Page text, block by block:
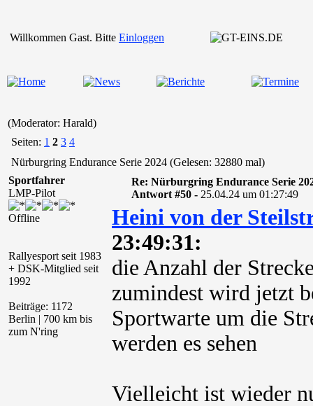
Willkommen Gast. Bitte Einloggen
(Moderator: Harald)
Seiten: 1 2 3 4
Nürburgring Endurance Serie 2024 (Gelesen: 32880 mal)
Sportfahrer
LMP-Pilot
Offline
Rallyesport seit 1983
+ DSK-Mitglied seit
1992
Beiträge: 1172
Berlin | 700 km bis
zum N'ring
Re: Nürburgring Endurance Serie
Antwort #50 - 25.04.24 um 01:27:49
Heini von der
23:49:31:
die Anzahl der
zumindest wird jetzt
Sportwarte um die
werden es sehen
Vielleicht ist wieder